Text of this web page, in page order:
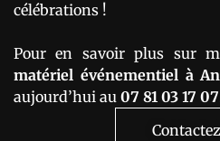
célébrations !
Pour en savoir plus sur
matériel événementiel à
aujourd’hui au 07 81 03 17 07